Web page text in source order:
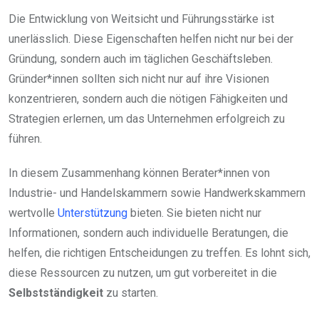
Die Entwicklung von Weitsicht und Führungsstärke ist
unerlässlich. Diese Eigenschaften helfen nicht nur bei der
Gründung, sondern auch im täglichen Geschäftsleben.
Gründer*innen sollten sich nicht nur auf ihre Visionen
konzentrieren, sondern auch die nötigen Fähigkeiten und
Strategien erlernen, um das Unternehmen erfolgreich zu
führen.
In diesem Zusammenhang können Berater*innen von
Industrie- und Handelskammern sowie Handwerkskammern
wertvolle Unterstützung bieten. Sie bieten nicht nur
Informationen, sondern auch individuelle Beratungen, die
helfen, die richtigen Entscheidungen zu treffen. Es lohnt sich,
diese Ressourcen zu nutzen, um gut vorbereitet in die
Selbstständigkeit zu starten.